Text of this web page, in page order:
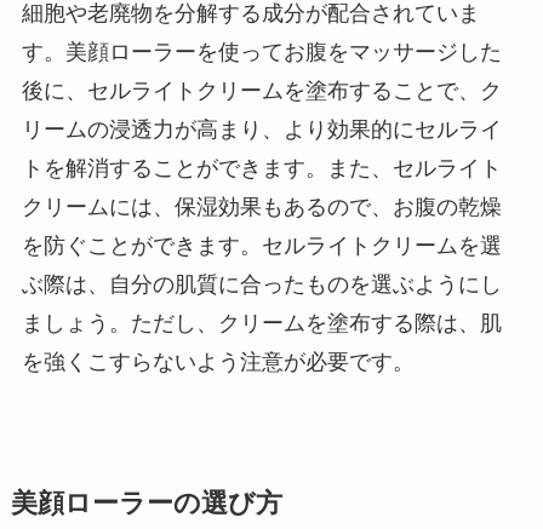
細胞や老廃物を分解する成分が配合されていま
す。美顔ローラーを使ってお腹をマッサージした
後に、セルライトクリームを塗布することで、ク
リームの浸透力が高まり、より効果的にセルライ
トを解消することができます。また、セルライト
クリームには、保湿効果もあるので、お腹の乾燥
を防ぐことができます。セルライトクリームを選
ぶ際は、自分の肌質に合ったものを選ぶようにし
ましょう。ただし、クリームを塗布する際は、肌
を強くこすらないよう注意が必要です。
美顔ローラーの選び方